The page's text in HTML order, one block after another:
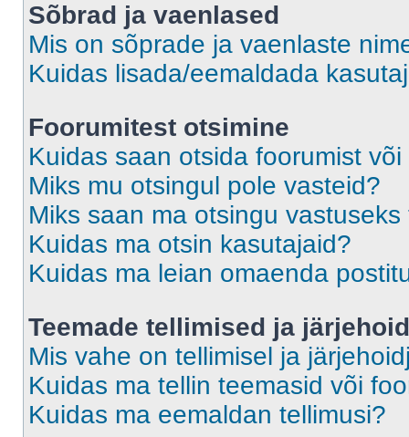
Sõbrad ja vaenlased
Mis on sõprade ja vaenlaste
Kuidas lisada/eemaldada
Foorumitest otsimine
Kuidas saan otsida foorumist
Miks mu otsingul pole vasteid?
Miks saan ma otsingu
Kuidas ma otsin kasutajaid?
Kuidas ma leian omaenda
Teemade tellimised ja
Mis vahe on tellimisel ja
Kuidas ma tellin teemasid või
Kuidas ma eemaldan tellimusi?